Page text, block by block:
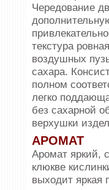
Чередование
текстура
воздушных
сахара.
полном
легко
без сахарной
верхушки
АРОМАТ
Аромат яркий,
клюкве
выходит яркая